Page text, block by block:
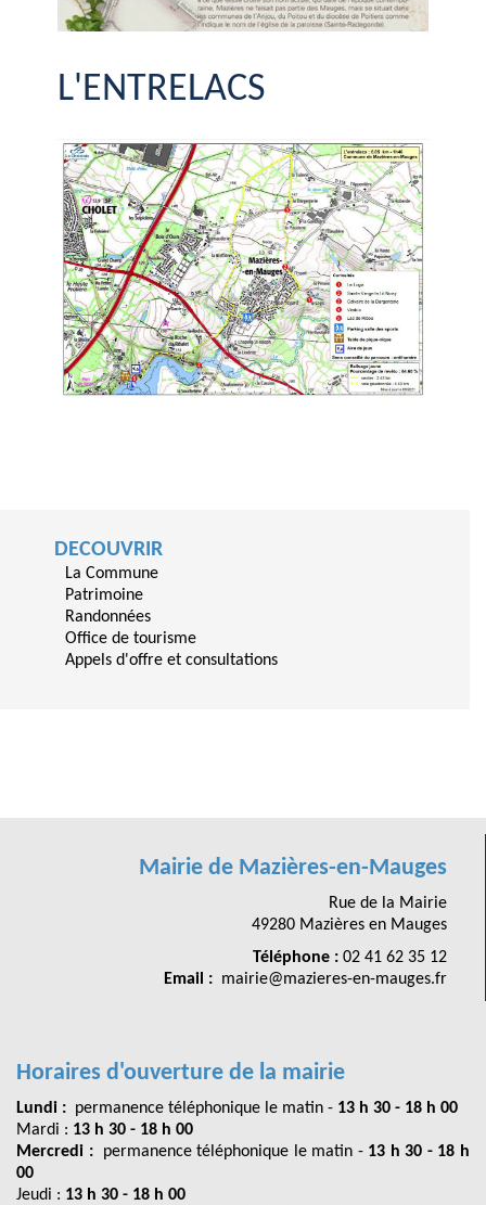
L'ENTRELACS
DECOUVRIR
La Commune
Patrimoine
Randonnées
Office de tourisme
Appels d'offre et consultations
Mairie de Mazières-en-Mauges
Rue de la Mairie
49280 Mazières en Mauges
Téléphone : 02 41 62 35 12
Email : mairie@mazieres-en-mauges.fr
Horaires d'ouverture de la mairie
Lundi : permanence téléphonique le matin - 13 h 30 - 18 h 00
Mardi : 13 h 30 - 18 h 00
Mercredi : permanence téléphonique le matin - 13 h 30 - 18 h
00
Jeudi : 13 h 30 - 18 h 00